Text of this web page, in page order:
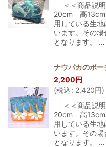
＜＜商品説明
20cm 高13cm
用している生
います。その
となります。 …
ナウパカのポー
2,200円
(税込: 2,420円)
＜＜商品説明
20cm 高13cm
用している生
います。その
となります。 …